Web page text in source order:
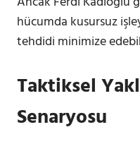
hücumda kusursuz
tehdidi minimize
Taktiksel
Senaryosu